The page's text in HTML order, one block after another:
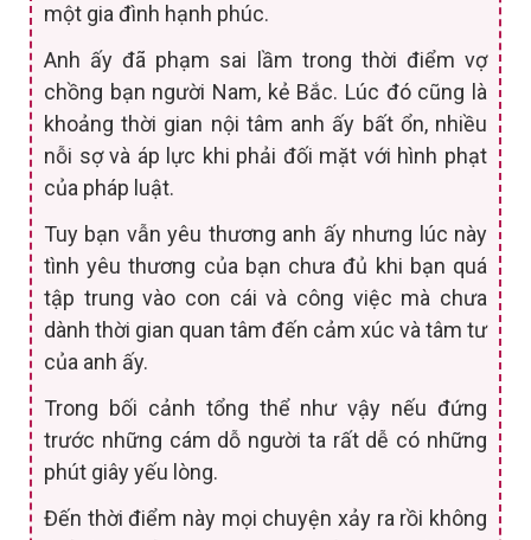
một gia đình hạnh phúc.
Anh ấy đã phạm sai lầm trong thời điểm vợ
chồng bạn người Nam, kẻ Bắc. Lúc đó cũng là
khoảng thời gian nội tâm anh ấy bất ổn, nhiều
nỗi sợ và áp lực khi phải đối mặt với hình phạt
của pháp luật.
Tuy bạn vẫn yêu thương anh ấy nhưng lúc này
tình yêu thương của bạn chưa đủ khi bạn quá
tập trung vào con cái và công việc mà chưa
dành thời gian quan tâm đến cảm xúc và tâm tư
của anh ấy.
Trong bối cảnh tổng thể như vậy nếu đứng
trước những cám dỗ người ta rất dễ có những
phút giây yếu lòng.
Đến thời điểm này mọi chuyện xảy ra rồi không